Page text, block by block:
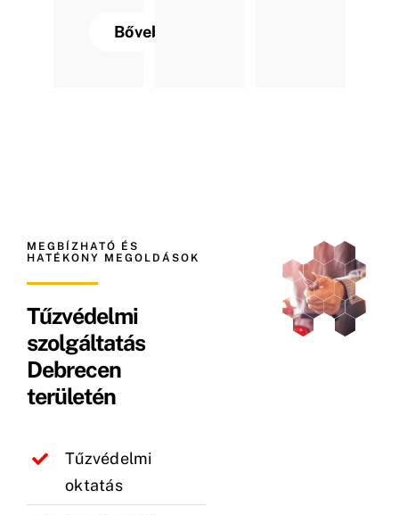
Bővebben
MEGBÍZHATÓ ÉS
HATÉKONY MEGOLDÁSOK
Tűzvédelmi
szolgáltatás
Debrecen
területén
Tűzvédelmi
oktatás